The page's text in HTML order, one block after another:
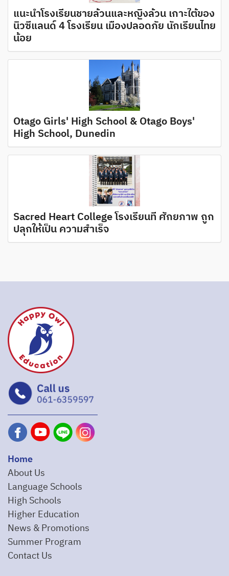
แนะนำโรงเรียนชายล้วนและหญิงล้วน เกาะใต้ของ
นิวซีแลนด์ 4 โรงเรียน เมืองปลอดภัย นักเรียนไทย
น้อย
Otago Girls' High School & Otago Boys'
High School, Dunedin
Sacred Heart College โรงเรียนที่ ศักยภาพ ถูก
ปลุกให้เป็น ความสำเร็จ
Home
About Us
Language Schools
High Schools
Higher Education
News & Promotions
Summer Program
Contact Us